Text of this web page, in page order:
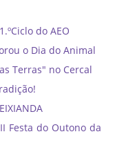
do AEO
o Dia do Animal
Terras" no Cercal
Festa do Outono da